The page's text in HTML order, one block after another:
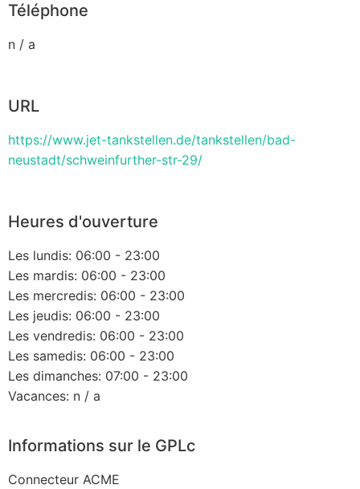
Téléphone
n / a
URL
https://www.jet-tankstellen.de/tankstellen/bad-
neustadt/schweinfurther-str-29/
Heures d'ouverture
Les lundis: 06:00 - 23:00
Les mardis: 06:00 - 23:00
Les mercredis: 06:00 - 23:00
Les jeudis: 06:00 - 23:00
Les vendredis: 06:00 - 23:00
Les samedis: 06:00 - 23:00
Les dimanches: 07:00 - 23:00
Vacances: n / a
Informations sur le GPLc
Connecteur ACME